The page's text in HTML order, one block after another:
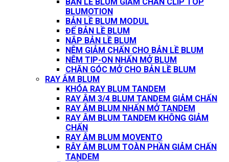
BLUMOTION
BẢN LỀ BLUM MODUL
ĐẾ BẢN LỀ BLUM
NẮP BẢN LỀ BLUM
NÊM GIẢM CHẤN CHO BẢN LỀ BLUM
NÊM TIP-ON NHẤN MỞ BLUM
CHẶN GÓC MỞ CHO BẢN LỀ BLUM
RAY ÂM BLUM
KHÓA RAY BLUM TANDEM
RAY ÂM 3/4 BLUM TANDEM GIẢM CHẤN
RAY ÂM BLUM NHẤN MỞ TANDEM
RAY ÂM BLUM TANDEM KHÔNG GIẢM
CHẤN
RAY ÂM BLUM MOVENTO
RÂY ÂM BLUM TOÀN PHẦN GIẢM CHẤN
TANDEM